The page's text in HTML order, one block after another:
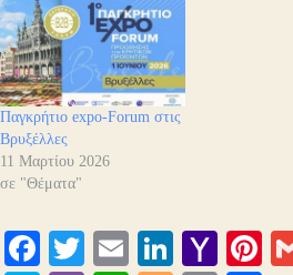
Παγκρήτιο expo-Forum στις
Βρυξέλλες
11 Μαρτίου 2026
σε "Θέματα"
Fa T
E
Li Y
Pi